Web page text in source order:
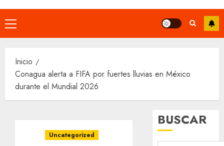
Menú
principal
Inicio
Conagua alerta a FIFA por fuertes lluvias en México
durante el Mundial 2026
Uncategorized
BUSCAR